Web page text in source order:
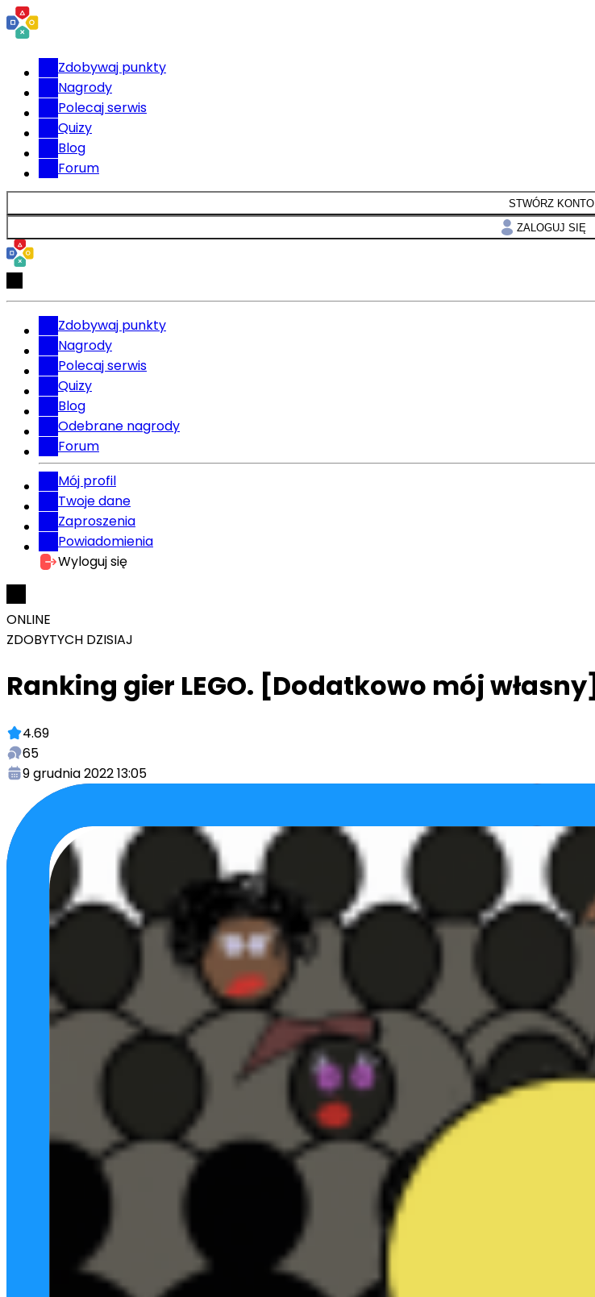
Zdobywaj punkty
Nagrody
Polecaj serwis
Quizy
Blog
Forum
STWÓRZ KONTO
ZALOGUJ SIĘ
Zdobywaj punkty
Nagrody
Polecaj serwis
Quizy
Blog
Odebrane nagrody
Forum
Mój profil
Twoje dane
Zaproszenia
Powiadomienia
Wyloguj się
ONLINE
ZDOBYTYCH DZISIAJ
Ranking gier LEGO. [Dodatkowo mój własny]
4.69
65
9 grudnia 2022 13:05